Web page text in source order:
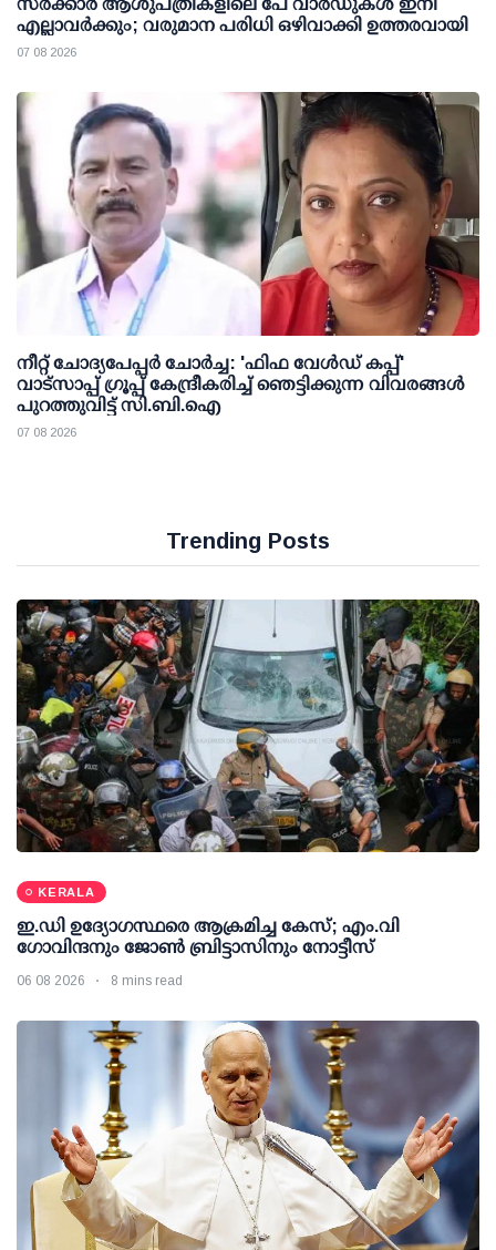
സര്‍ക്കാര്‍ ആശുപത്രികളിലെ പേ വാര്‍ഡുകള്‍ ഇനി
എല്ലാവര്‍ക്കും; വരുമാന പരിധി ഒഴിവാക്കി ഉത്തരവായി
07 08 2026
നീറ്റ് ചോദ്യപേപ്പര്‍ ചോര്‍ച്ച: 'ഫിഫ വേള്‍ഡ് കപ്പ്'
വാട്സാപ്പ് ഗ്രൂപ്പ് കേന്ദ്രീകരിച്ച് ഞെട്ടിക്കുന്ന വിവരങ്ങള്‍
പുറത്തുവിട്ട് സി.ബി.ഐ
07 08 2026
Trending Posts
KERALA
ഇ.ഡി ഉദ്യോഗസ്ഥരെ ആക്രമിച്ച കേസ്; എം.വി
ഗോവിന്ദനും ജോണ്‍ ബ്രിട്ടാസിനും നോട്ടീസ്
06 08 2026 8 mins read